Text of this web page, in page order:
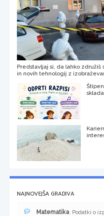
Predstavljaj si, da lahko združiš
in novih tehnologij z
NAJNOVEJŠA GRADIVA
Matematika: Podatki o